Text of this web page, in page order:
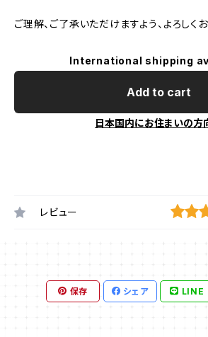
ご理解、ご了承いただけますよう、よろしく
International shipping
Add to cart
日本国内にお住まいの方
レビュー
保存 シェア LINE